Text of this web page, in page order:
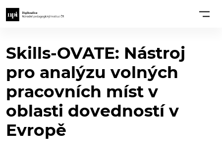
Skills-OVATE: Nástroj
pro analýzu volných
pracovních míst v
oblasti dovedností v
Evropě